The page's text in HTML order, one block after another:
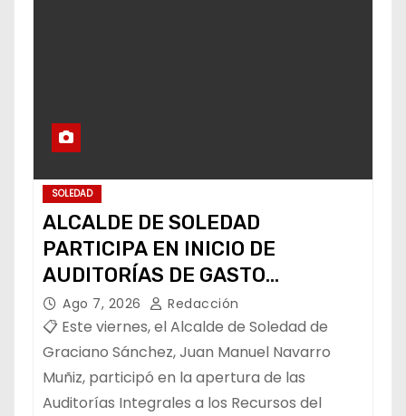
SOLEDAD
ALCALDE DE SOLEDAD
PARTICIPA EN INICIO DE
AUDITORÍAS DE GASTO
FEDERALIZADO 📝
Ago 7, 2026 Redacción
📋 Este viernes, el Alcalde de Soledad de
Graciano Sánchez, Juan Manuel Navarro
Muñiz, participó en la apertura de las
Auditorías Integrales a los Recursos del